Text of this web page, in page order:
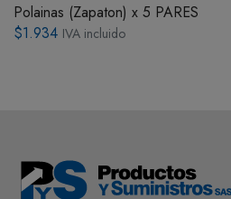
Polainas (Zapaton) x 5 PARES
$1.934 IVA incluido